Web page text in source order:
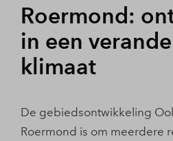
Roermond:
in een
klimaat
De gebiedsontwikkeling
Roermond is om meerdere